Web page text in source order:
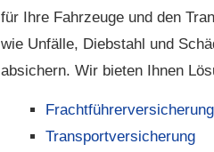
für Ihre Fahrzeuge und den
wie Unfälle, Diebstahl und
absichern. Wir bieten Ihnen
Frachtführerversicherung
Transportversicherung